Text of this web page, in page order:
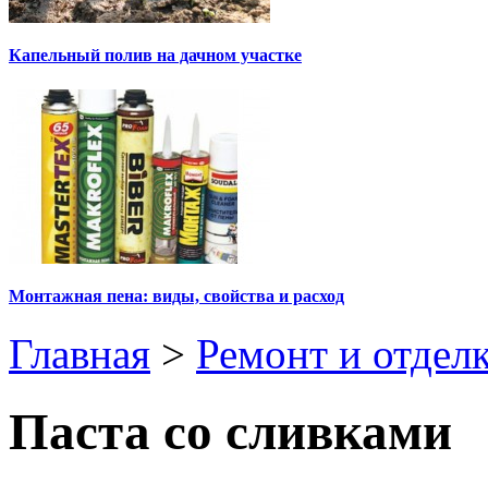
Капельный полив на дачном участке
Монтажная пена: виды, свойства и расход
Главная > Ремонт и
Паста со сливками